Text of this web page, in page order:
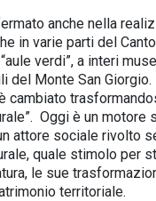
anche nella
in varie parti del
verdi”, a interi
del Monte San Giorgio.
cambiato
Oggi è un motore
attore sociale rivolto
quale stimolo per
le sue
territoriale.